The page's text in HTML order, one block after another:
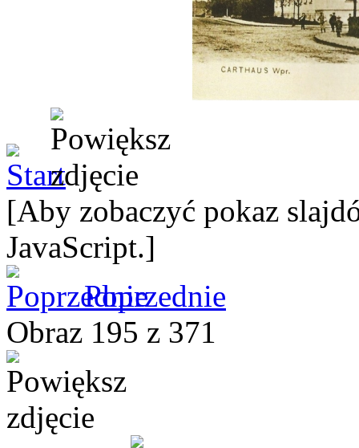
[Aby zobaczyć pokaz
JavaScript.]
Poprzednie
Obraz 195 z 371